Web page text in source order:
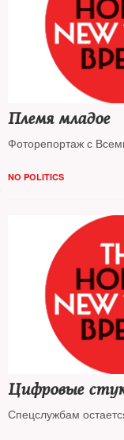
Племя младое
Фоторепортаж с
NO POLITICS
Цифровые
Спецслужбам